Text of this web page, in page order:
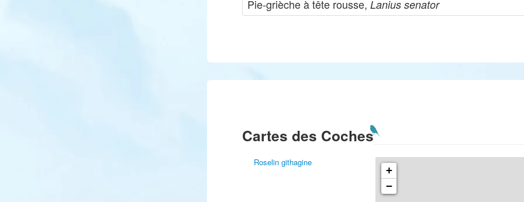
Pie-grièche à tête rousse,Lanius senator
Cartes des Coches
Roselin githagine
+
−